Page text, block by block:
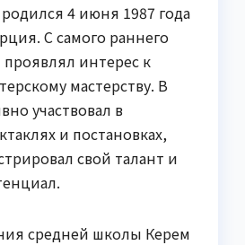
4 июня 1987 года
С самого раннего
проявлял интерес к
мастерству. В
участвовал в
и постановках,
свой талант и
средней школы Керем